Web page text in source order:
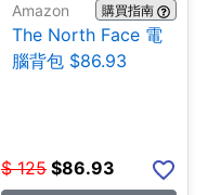
Amazon 購買指南
The North Face 電
腦背包 $86.93
$ 125 $86.93